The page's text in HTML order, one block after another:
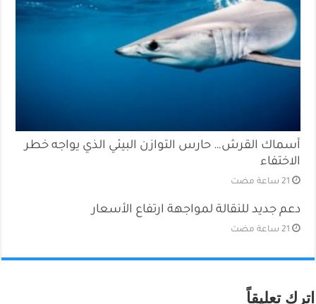
أسماك القرش… حارس التوازن البيئي الذي يواجه خطر
الاختفاء
دعم جديد للنقالة لمواجهة ارتفاع الأسعار
اترك تعليقاً